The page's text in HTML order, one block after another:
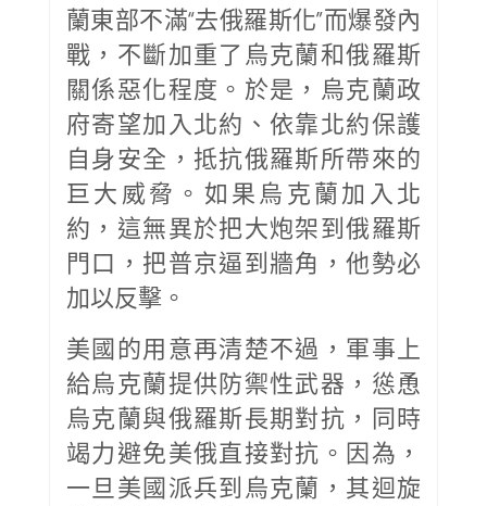
蘭東部不滿“去俄羅斯化”而爆發內
戰，不斷加重了烏克蘭和俄羅斯
關係惡化程度。於是，烏克蘭政
府寄望加入北約、依靠北約保護
自身安全，抵抗俄羅斯所帶來的
巨大威脅。如果烏克蘭加入北
約，這無異於把大炮架到俄羅斯
門口，把普京逼到牆角，他勢必
加以反擊。
美國的用意再清楚不過，軍事上
給烏克蘭提供防禦性武器，慫恿
烏克蘭與俄羅斯長期對抗，同時
竭力避免美俄直接對抗。因為，
一旦美國派兵到烏克蘭，其迴旋